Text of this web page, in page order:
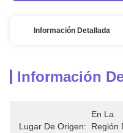
Información Detallada
Información
Lugar De Origen:
En La
Región